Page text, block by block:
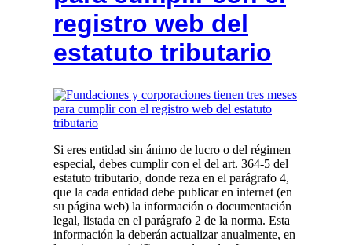
registro web del
estatuto tributario
Si eres entidad sin ánimo de lucro o del régimen
especial, debes cumplir con el del art. 364-5 del
estatuto tributario, donde reza en el parágrafo 4,
que la cada entidad debe publicar en internet (en
su página web) la información o documentación
legal, listada en el parágrafo 2 de la norma. Esta
información la deberán actualizar anualmente, en